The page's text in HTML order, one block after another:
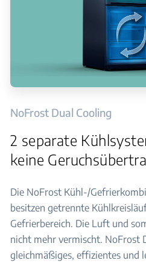
NoFrost Dual Cooling
2 separate
keine
Die NoFrost Kühl-/
besitzen getrennte
Gefrierbereich. Die Luft und
nicht mehr vermischt. NoFrost
gleichmäßiges, effizientes und